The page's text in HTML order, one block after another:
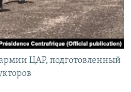
ЦАР, подготовленный